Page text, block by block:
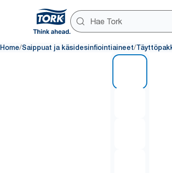
Home/Saippuat ja käsidesinfiointiaineet/